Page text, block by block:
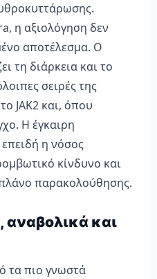
η αξιολόγηση δεν
αποτέλεσμα. Ο
τη διάρκεια και το
σειρές της
JAK2 και, όπου
Η έγκαιρη
η νόσος
κίνδυνο και
πλάνο παρακολούθησης.
και
τα πιο γνωστά